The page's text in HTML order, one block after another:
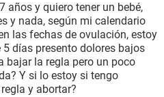
años y quiero tener un bebé,
y nada, según mi calendario
las fechas de ovulación, estoy
días presento dolores bajos
bajar la regla pero un poco
Y si lo estoy si tengo
y abortar?